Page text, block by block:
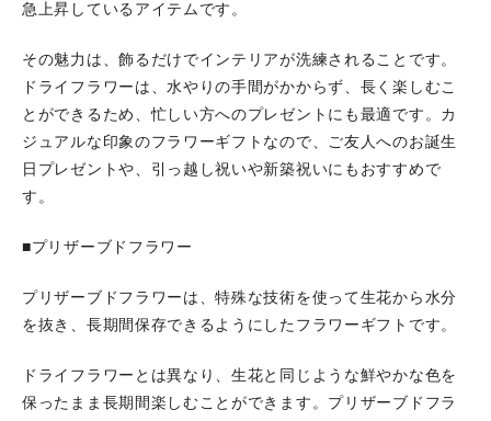
急上昇しているアイテムです。
その魅力は、飾るだけでインテリアが洗練されることです。
ドライフラワーは、水やりの手間がかからず、長く楽しむこ
とができるため、忙しい方へのプレゼントにも最適です。カ
ジュアルな印象のフラワーギフトなので、ご友人へのお誕生
日プレゼントや、引っ越し祝いや新築祝いにもおすすめで
す。
■プリザーブドフラワー
プリザーブドフラワーは、特殊な技術を使って生花から水分
を抜き、長期間保存できるようにしたフラワーギフトです。
ドライフラワーとは異なり、生花と同じような鮮やかな色を
保ったまま長期間楽しむことができます。プリザーブドフラ